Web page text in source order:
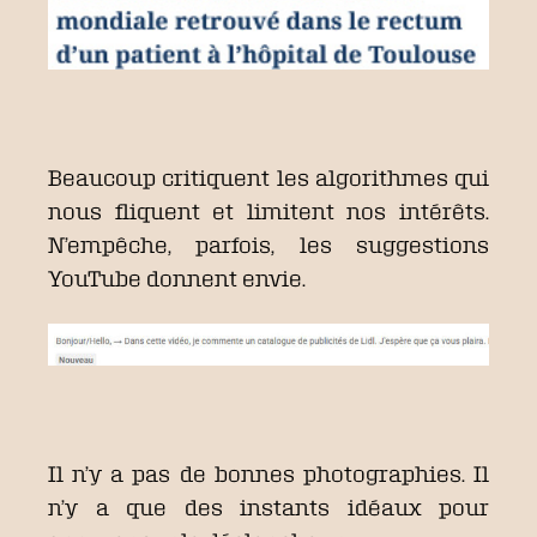
Beaucoup critiquent les algorithmes qui
nous fliquent et limitent nos intérêts.
N’empêche, parfois, les suggestions
YouTube donnent envie.
Il n’y a pas de bonnes photographies. Il
n’y a que des instants idéaux pour